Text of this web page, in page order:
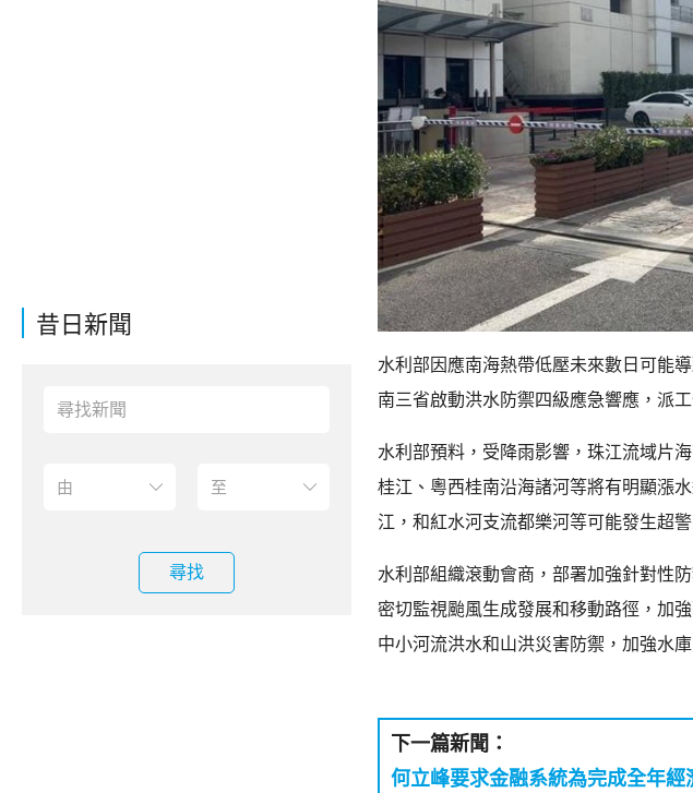
昔日新聞
尋找
水利部因應南海熱帶低壓未來數日可能
南三省啟動洪水防禦四級應急響應，派
水利部預料，受降雨影響，珠江流域片
桂江、粵西桂南沿海諸河等將有明顯漲
江，和紅水河支流都樂河等可能發生超
水利部組織滾動會商，部署加強針對性
密切監視颱風生成發展和移動路徑，加
中小河流洪水和山洪災害防禦，加強水
下一篇新聞：
何立峰要求金融系統為完成全年經